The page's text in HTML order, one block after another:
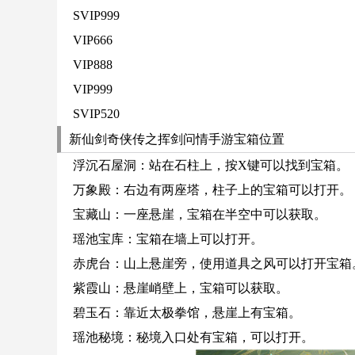
SVIP999
VIP666
VIP888
VIP999
SVIP520
新仙剑奇侠传之挥剑问情手游宝箱位置
浮沉石屋洞：站在石柱上，按X键可以找到宝箱。
万象殿：右边有两座塔，柱子上的宝箱可以打开。
宝藏山：一座悬崖，宝箱在半空中可以获取。
瑶池宝库：宝箱在墙上可以打开。
赤虎台：山上悬崖旁，使用道具之风可以打开宝箱
紫霞山：悬崖峭壁上，宝箱可以获取。
碧玉石：靠近太极拳馆，悬崖上有宝箱。
瑶池秘境：秘境入口处有宝箱，可以打开。